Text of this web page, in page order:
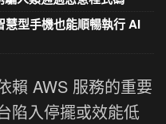
型手機也能順暢執行 AI
賴 AWS 服務的重要
陷入停擺或效能低